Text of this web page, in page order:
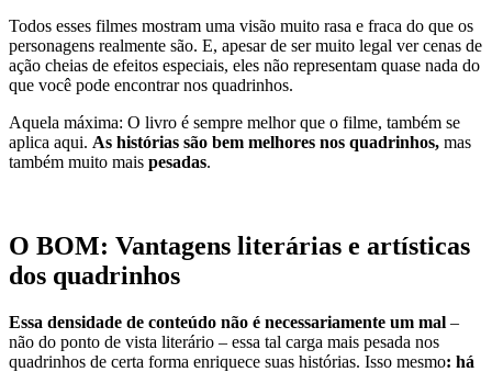
Todos esses filmes mostram uma visão muito rasa e fraca do que os
personagens realmente são. E, apesar de ser muito legal ver cenas de
ação cheias de efeitos especiais, eles não representam quase nada do
que você pode encontrar nos quadrinhos.
Aquela máxima: O livro é sempre melhor que o filme, também se
aplica aqui. As histórias são bem melhores nos quadrinhos, mas
também muito mais pesadas.
O BOM: Vantagens literárias e artísticas
dos quadrinhos
Essa densidade de conteúdo não é necessariamente um mal –
não do ponto de vista literário – essa tal carga mais pesada nos
quadrinhos de certa forma enriquece suas histórias. Isso mesmo: há